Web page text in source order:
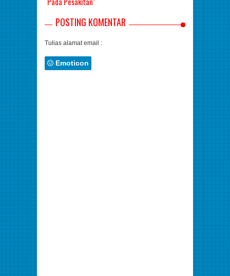
POSTING KOMENTAR
Tulias alamat email :
Emoticon